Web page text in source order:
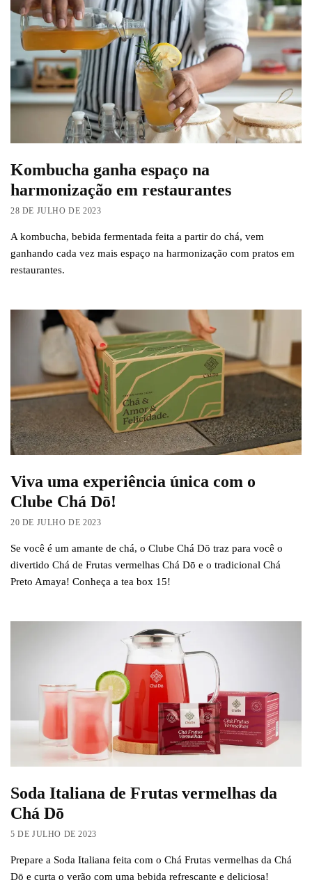
Kombucha ganha espaço na
harmonização em restaurantes
28 DE JULHO DE 2023
A kombucha, bebida fermentada feita a partir do chá, vem
ganhando cada vez mais espaço na harmonização com pratos em
restaurantes.
Viva uma experiência única com o
Clube Chá Dō!
20 DE JULHO DE 2023
Se você é um amante de chá, o Clube Chá Dō traz para você o
divertido Chá de Frutas vermelhas Chá Dō e o tradicional Chá
Preto Amaya! Conheça a tea box 15!
Soda Italiana de Frutas vermelhas da
Chá Dō
5 DE JULHO DE 2023
Prepare a Soda Italiana feita com o Chá Frutas vermelhas da Chá
Dō e curta o verão com uma bebida refrescante e deliciosa!